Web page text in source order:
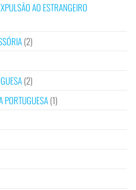
AO ESTRANGEIRO
(2)
(2)
PORTUGUESA(1)